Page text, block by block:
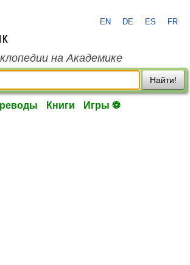
EN DE ES FR
на Академике
Найти!
Книги Игры ⚽